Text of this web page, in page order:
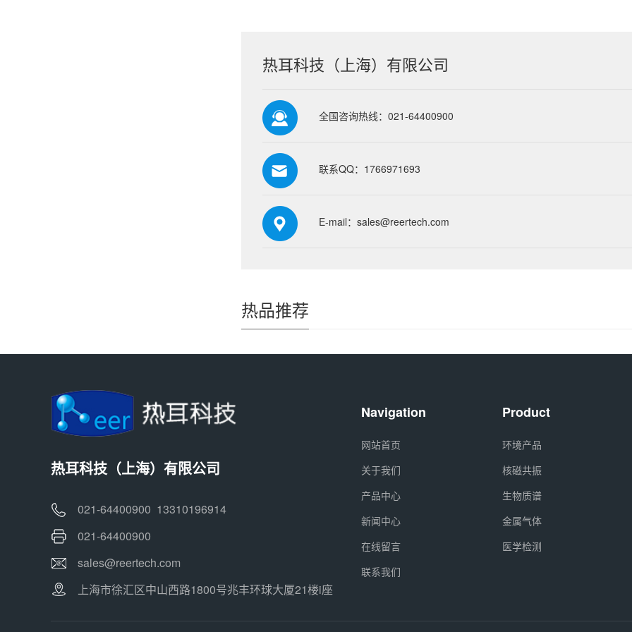
热耳科技（上海）有限公司
全国咨询热线：021-64400900
联系QQ：1766971693
E-mail：sales@reertech.com
热品推荐
热耳科技（上海）有限公司
021-64400900 13310196914
021-64400900
sales@reertech.com
上海市徐汇区中山西路1800号兆丰环球大厦21楼i座
Navigation
网站首页
关于我们
产品中心
新闻中心
在线留言
联系我们
Product
环境产品
核磁共振
生物质谱
金属气体
医学检测